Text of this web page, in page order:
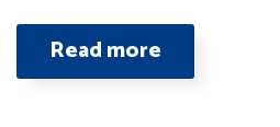
Read more